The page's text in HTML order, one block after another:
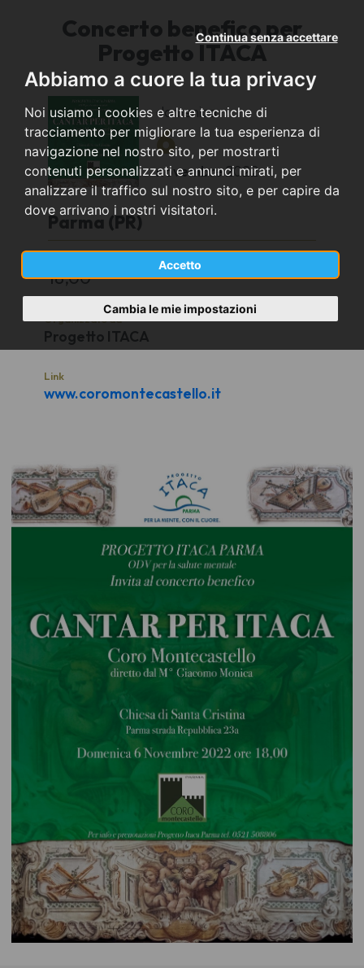
Abbiamo a cuore la tua privacy
Noi usiamo i cookies e altre tecniche di
tracciamento per migliorare la tua esperienza di
navigazione nel nostro sito, per mostrarti
contenuti personalizzati e annunci mirati, per
analizzare il traffico sul nostro sito, e per capire da
dove arrivano i nostri visitatori.
Accetto
Continua senza accettare
Cambia le mie impostazioni
Concerto benefico per
Progetto ITACA
domenica
6
novembre2022
Parma (PR)
Chiesa di Santa Cristina - Strada Repubblica
18,00
Organizzato da
Progetto ITACA
Link
www.coromontecastello.it